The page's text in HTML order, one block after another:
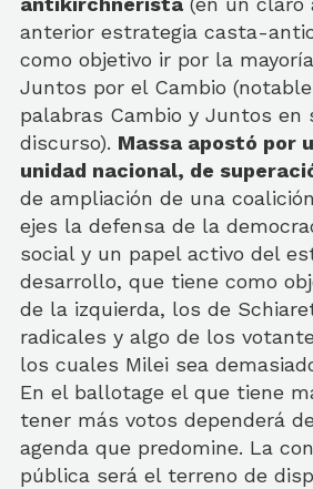
anterior estrategia casta-
como objetivo ir por la
Juntos por el Cambio
palabras Cambio y Juntos en
discurso). Massa apostó por
unidad nacional, de
de ampliación de una
ejes la defensa de la
social y un papel activo del
desarrollo, que tiene como
de la izquierda, los de
radicales y algo de los
los cuales Milei sea
En el ballotage el que tiene
tener más votos dependerá
agenda que predomine. La
pública será el terreno de